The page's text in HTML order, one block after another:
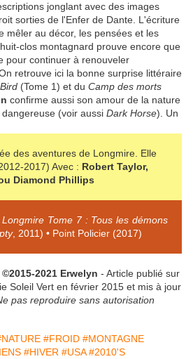
jonglant avec des images
sorties de l'Enfer de Dante. L'écriture
mêler au décor, les pensées et les
clos montagnard prouve encore que
pour continuer à renouveler
retrouve ici la bonne surprise littéraire
(Tome 1) et du Camp des morts
confirme aussi son amour de la nature
(voir aussi Dark Horse). Un
des aventures de Longmire. Elle
2017) Avec : Robert Taylor,
Diamond Phillips
Longmire Tome 7 : Tous les démons
, 2011) • Point Policier (2017)
2021 Erwelyn - Article publié sur
Soleil Vert en février 2015 et mis à jour
pas reproduire sans autorisation
#FROID #MONTAGNE
#HIVER #USA #2010'S